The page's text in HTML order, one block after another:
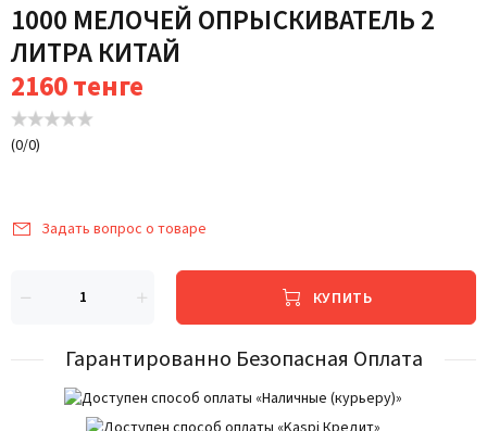
1000 МЕЛОЧЕЙ ОПРЫСКИВАТЕЛЬ 2
ЛИТРА КИТАЙ
2160тенге
(0/0)
Задать вопрос о товаре
КУПИТЬ
Гарантированно Безопасная Оплата